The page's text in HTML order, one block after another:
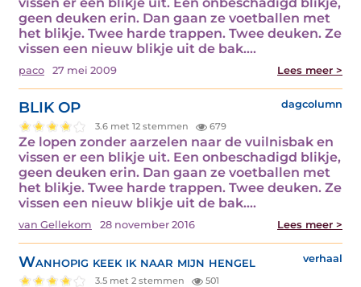
geen deuken erin. Dan gaan ze voetballen met
het blikje. Twee harde trappen. Twee deuken. Ze
vissen een nieuw blikje uit de bak.…
paco 27 mei 2009 Lees meer >
BLIK OP dagcolumn
3.6 met 12 stemmen 679
Ze lopen zonder aarzelen naar de vuilnisbak en
vissen er een blikje uit. Een onbeschadigd blikje,
geen deuken erin. Dan gaan ze voetballen met
het blikje. Twee harde trappen. Twee deuken. Ze
vissen een nieuw blikje uit de bak.…
van Gellekom 28 november 2016 Lees meer >
Wanhopig keek ik naar mijn hengel verhaal
3.5 met 2 stemmen 501